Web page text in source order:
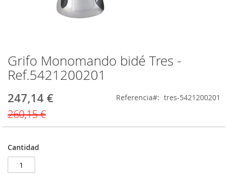
Grifo Monomando bidé Tres -
Ref.5421200201
Precio
247,14 €
260,15 €
Referencia tres-5421200201
Cantidad
Saltar
al
comienzo
la
galería
de
imágenes